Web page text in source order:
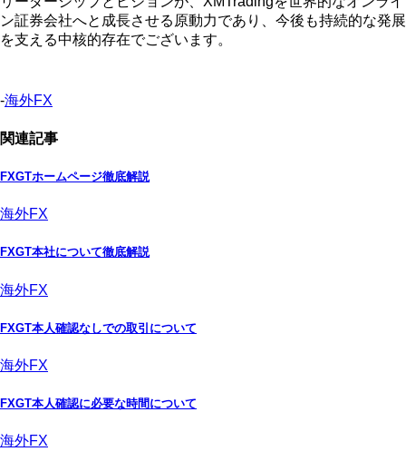
ン証券会社へと成長させる原動力であり、今後も持続的な発展
を支える中核的存在でございます。
-海外FX
関連記事
FXGTホームページ徹底解説
海外FX
FXGT本社について徹底解説
海外FX
FXGT本人確認なしでの取引について
海外FX
FXGT本人確認に必要な時間について
海外FX